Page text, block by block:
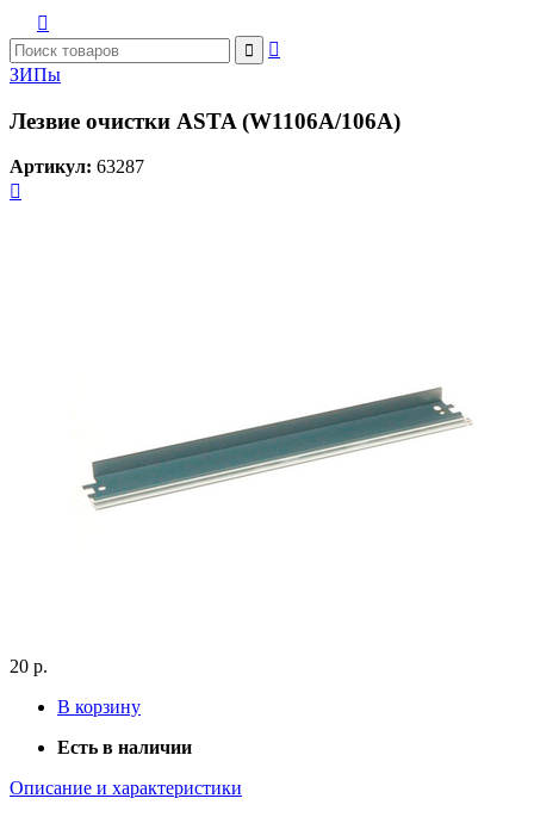



ЗИПы
Лезвие очистки ASTA (W1106A/106A)
Артикул: 63287

20 р.
В корзину
Есть в наличии
Описание и характеристики